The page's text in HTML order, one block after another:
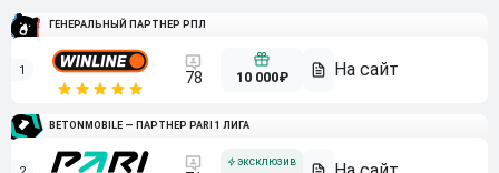
ГЕНЕРАЛЬНЫЙ ПАРТНЕР РПЛ
1 78 10 000₽
BETONMOBILE — ПАРТНЕР PARI 1 ЛИГА